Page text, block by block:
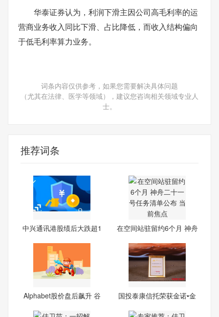
华泰证券认为，利润下滑主因公司高毛利率的运
营商业务收入同比下滑、占比降低，而收入结构偏向
于低毛利率算力业务。
词条内容仅供参考，如果您需要解决具体问题
（尤其在法律、医学等领域），建议您咨询相关领域专业人
士。
推荐词条
中兴通讯港股绩后大跌超1
在空间站驻留约6个月 神舟
Alphabet股价盘后飙升 谷
国投泰康信托荣获金诺•金